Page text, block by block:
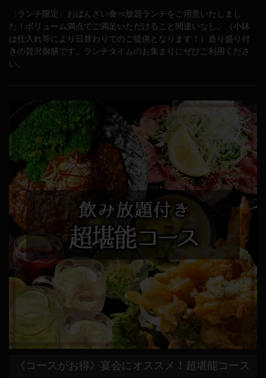
〈ランチ限定〉おばんざい食べ放題ランチをご用意いたしまし
た！ボリューム満点でご満足いただけること間違いなし。（小鉢
は仕入れ等により日替わりでのご提供となります！）造り盛り付
きの贅沢御膳です。ランチタイムのお集まりにぜひご利用くださ
い。
《コースがお得》宴会にオススメ！超堪能コース